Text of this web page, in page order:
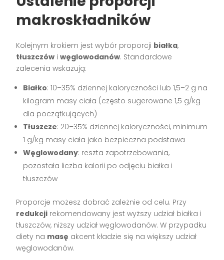
makroskładników
Kolejnym krokiem jest wybór proporcji białka,
tłuszczów iwęglowodanów. Standardowe
zalecenia wskazują:
Białko: 10–35% dziennej kaloryczności lub 1,5–2 g na
kilogram masy ciała (często sugerowane 1,5 g/kg
dla początkujących)
Tłuszcze: 20–35% dziennej kaloryczności, minimum
1 g/kg masy ciała jako bezpieczna podstawa
Węglowodany: reszta zapotrzebowania,
pozostała liczba kalorii po odjęciu białka i
tłuszczów
Proporcje możesz dobrać zależnie od celu. Przy
redukcji rekomendowany jest wyższy udział białka i
tłuszczów, niższy udział węglowodanów. W przypadku
diety na masę akcent kładzie się na większy udział
węglowodanów.